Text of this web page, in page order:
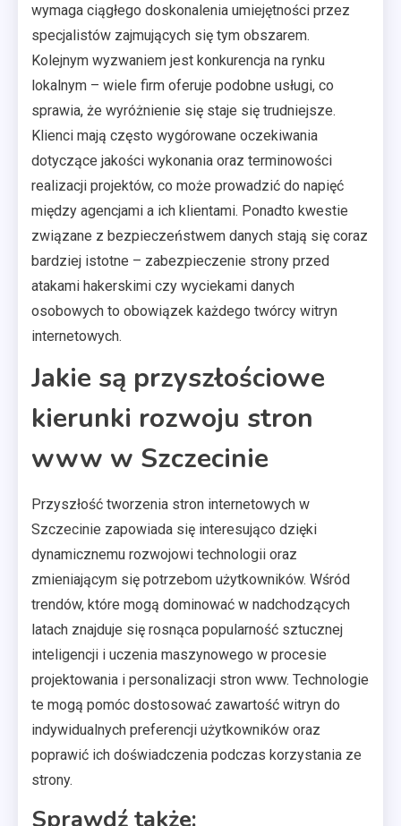
wymaga ciągłego doskonalenia umiejętności przez
specjalistów zajmujących się tym obszarem.
Kolejnym wyzwaniem jest konkurencja na rynku
lokalnym – wiele firm oferuje podobne usługi, co
sprawia, że wyróżnienie się staje się trudniejsze.
Klienci mają często wygórowane oczekiwania
dotyczące jakości wykonania oraz terminowości
realizacji projektów, co może prowadzić do napięć
między agencjami a ich klientami. Ponadto kwestie
związane z bezpieczeństwem danych stają się coraz
bardziej istotne – zabezpieczenie strony przed
atakami hakerskimi czy wyciekami danych
osobowych to obowiązek każdego twórcy witryn
internetowych.
Jakie są przyszłościowe
kierunki rozwoju stron
www w Szczecinie
Przyszłość tworzenia stron internetowych w
Szczecinie zapowiada się interesująco dzięki
dynamicznemu rozwojowi technologii oraz
zmieniającym się potrzebom użytkowników. Wśród
trendów, które mogą dominować w nadchodzących
latach znajduje się rosnąca popularność sztucznej
inteligencji i uczenia maszynowego w procesie
projektowania i personalizacji stron www. Technologie
te mogą pomóc dostosować zawartość witryn do
indywidualnych preferencji użytkowników oraz
poprawić ich doświadczenia podczas korzystania ze
strony.
Sprawdź także: